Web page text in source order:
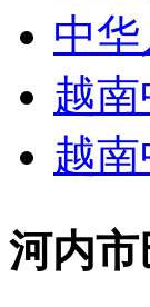
中
越
越
河内